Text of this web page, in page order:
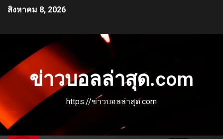
สิงหาคม 8, 2026
ข่าวบอลล่าสุด.com
https://ข่าวบอลล่าสุด.com